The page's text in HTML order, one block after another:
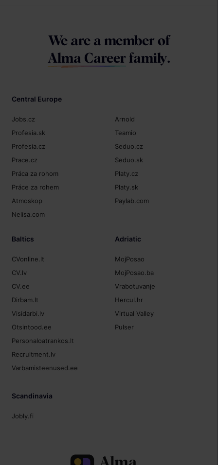
We are a member of
Alma Career family.
Central Europe
Jobs.cz
Profesia.sk
Profesia.cz
Prace.cz
Práca za rohom
Práce za rohem
Atmoskop
Nelisa.com
Arnold
Teamio
Seduo.cz
Seduo.sk
Platy.cz
Platy.sk
Paylab.com
Baltics
CVonline.lt
CV.lv
CV.ee
Dirbam.lt
Visidarbi.lv
Otsintood.ee
Personaloatrankos.lt
Recruitment.lv
Varbamisteenused.ee
Adriatic
MojPosao
MojPosao.ba
Vrabotuvanje
Hercul.hr
Virtual Valley
Pulser
Scandinavia
Jobly.fi